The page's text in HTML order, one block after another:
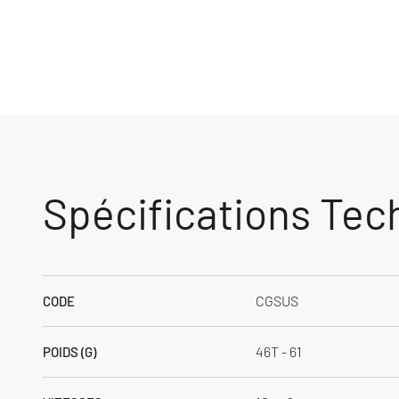
Spécifications
CODE CGSUS
POIDS (G) 46T - 61